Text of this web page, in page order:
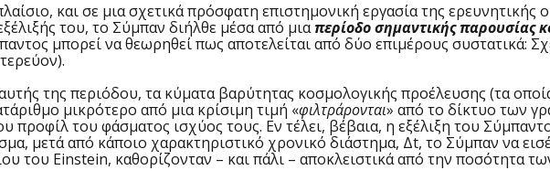
και σε μια σχετικά πρόσφατη επιστημονική εργασία της ερευνητικής
του, το Σύμπαν διήλθε μέσα από μιαπερίοδο σημαντικής παρουσίας
μπορεί να θεωρηθεί πως αποτελείται από δύο επιμέρους συστατικά:
της περιόδου, τα κύματα βαρύτητας κοσμολογικής προέλευσης (τα
μικρότερο από μια κρίσιμη τιμή «φιλτράρονται» από το δίκτυο των
προφίλ του φάσματος ισχύος τους. Εν τέλει, βέβαια, η εξέλιξη του
μετά από κάποιο χαρακτηριστικό χρονικό διάστημα, Δt, το Σύμπαν να
του Einstein, καθορίζονταν – και πάλι – αποκλειστικά από την ποσότητα